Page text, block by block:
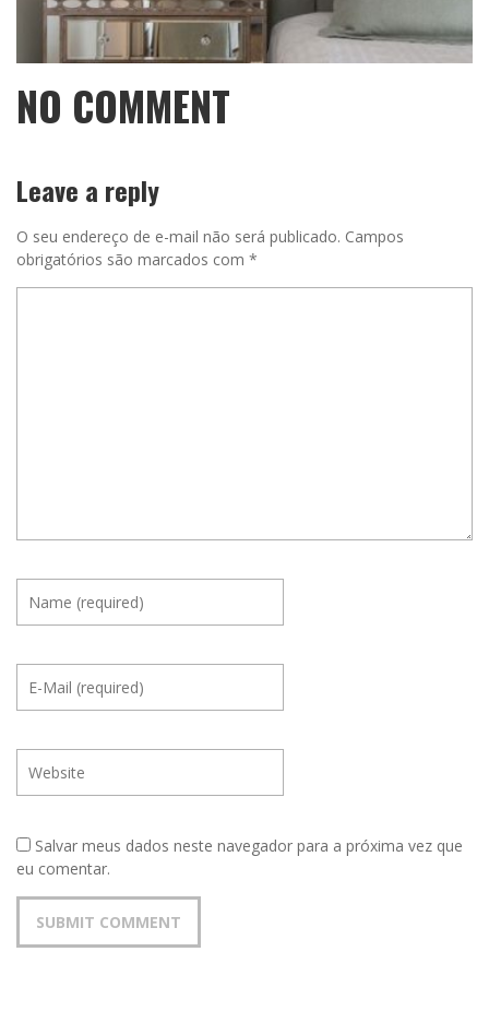
NO COMMENT
Leave a reply
O seu endereço de e-mail não será publicado. Campos
obrigatórios são marcados com *
Salvar meus dados neste navegador para a próxima vez que
eu comentar.